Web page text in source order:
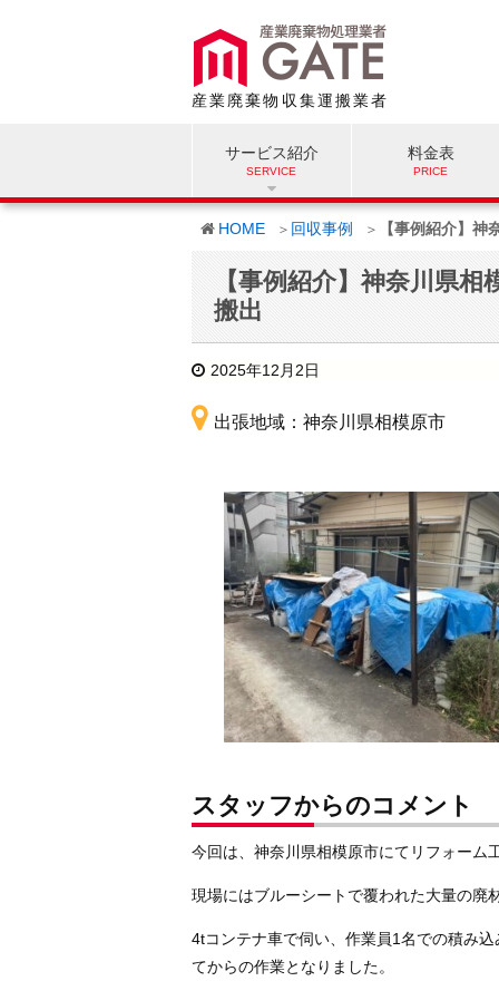
産業廃棄物収集運搬業者
サービス紹介 料金表
HOME 回収事例 【事例紹介】
【事例紹介】神奈川県
搬出
2025年12月2日
出張地域：神奈川県相模原市
スタッフからのコメント
今回は、神奈川県相模原市にてリフォーム
現場にはブルーシートで覆われた大量の廃
4tコンテナ車で伺い、作業員1名での積み
てからの作業となりました。